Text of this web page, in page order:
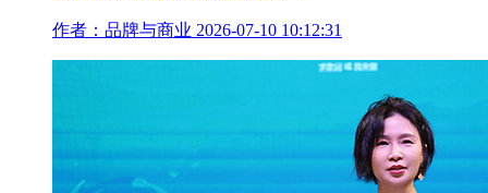
作者：品牌与商业 2026-07-10 10:12:31